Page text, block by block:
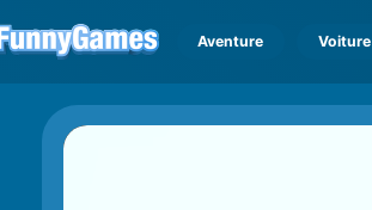
Aventure Voiture